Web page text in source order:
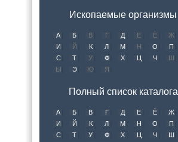
Ископаемые организмы
А Б В Г Д Е Ё Ж
И
Й К Л М Н О П
С
Т У Ф Х Ц Ч Ш
Ы
Э Ю Я
Полный список каталога
А Б В Г Д Е Ё Ж
И
Й К Л М Н О П
С
Т У Ф Х Ц Ч Ш